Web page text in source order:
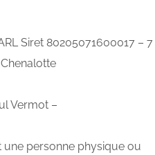
Siret 80205071600017 – 7
Vermot –
personne physique ou